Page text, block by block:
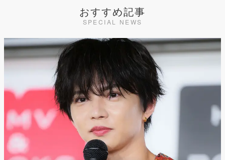
おすすめ記事
SPECIAL NEWS